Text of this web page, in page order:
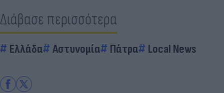
Διάβασε περισσότερα
Ελλάδα Αστυνομία Πάτρα Local News